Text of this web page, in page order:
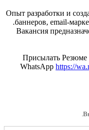
Опыт разработки и
баннеров, email-
Вакансия
Присылать Резюме
WhatsApp https://